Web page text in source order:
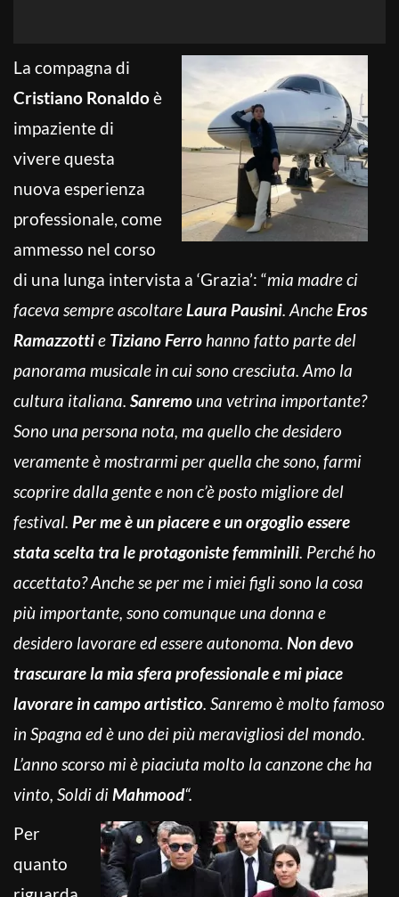
La compagna di
Cristiano Ronaldoè
impaziente di
vivere questa
nuova esperienza
professionale, come
ammesso nel corso
di una lunga intervista a ‘Grazia’: “mia madre ci
faceva sempre ascoltareLaura Pausini. AncheEros
Ramazzottie Tiziano Ferro hanno fatto parte del
panorama musicale in cui sono cresciuta. Amo la
cultura italiana. Sanremo una vetrina importante?
Sono una persona nota, ma quello che desidero
veramente è mostrarmi per quella che sono, farmi
scoprire dalla gente e non c’è posto migliore del
festival. Per me è un piacere e un orgoglio essere
stata scelta tra le protagoniste femminili. Perché ho
accettato? Anche se per me i miei figli sono la cosa
più importante, sono comunque una donna e
desidero lavorare ed essere autonoma. Non devo
trascurare la mia sfera professionale e mi piace
lavorare in campo artistico. Sanremo è molto famoso
in Spagna ed è uno dei più meravigliosi del mondo.
L’anno scorso mi è piaciuta molto la canzone che ha
vinto, Soldi diMahmood“.
Per
quanto